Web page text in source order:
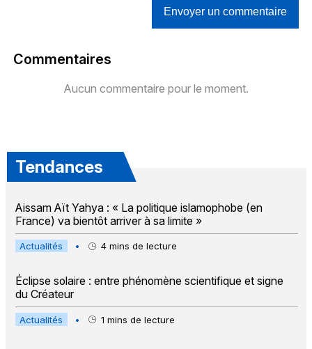
Envoyer un commentaire
Commentaires
Aucun commentaire pour le moment.
Tendances
Aissam Aït Yahya : « La politique islamophobe (en
France) va bientôt arriver à sa limite »
Actualités • 4 mins de lecture
Éclipse solaire : entre phénomène scientifique et signe
du Créateur
Actualités • 1 mins de lecture